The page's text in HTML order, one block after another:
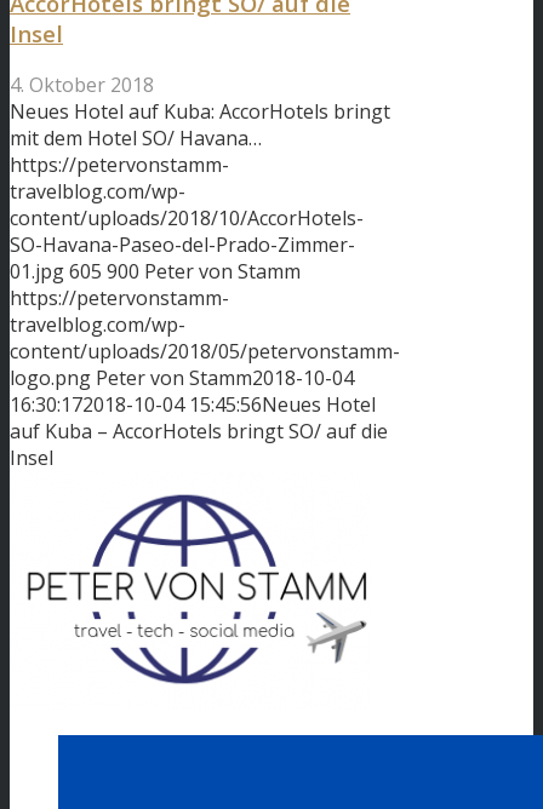
Insel
4. Oktober 2018
Neues Hotel auf Kuba: AccorHotels bringt
mit dem Hotel SO/ Havana…
https://petervonstamm-
travelblog.com/wp-
content/uploads/2018/10/AccorHotels-
SO-Havana-Paseo-del-Prado-Zimmer-
01.jpg605 900 Peter von Stamm
https://petervonstamm-
travelblog.com/wp-
content/uploads/2018/05/petervonstamm-
logo.png Peter von Stamm2018-10-04
16:30:172018-10-04 15:45:56Neues Hotel
auf Kuba – AccorHotels bringt SO/ auf die
Insel